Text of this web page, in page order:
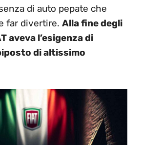
di auto pepate che
far divertire. Alla fine degli
aveva l’esigenza di
di altissimo